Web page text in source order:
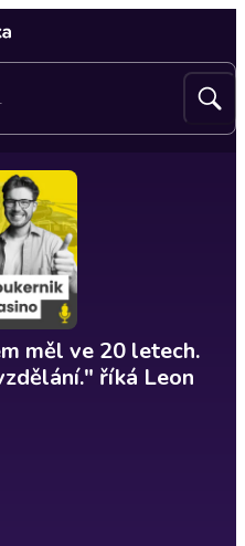
měl ve 20 letech.
říká Leon